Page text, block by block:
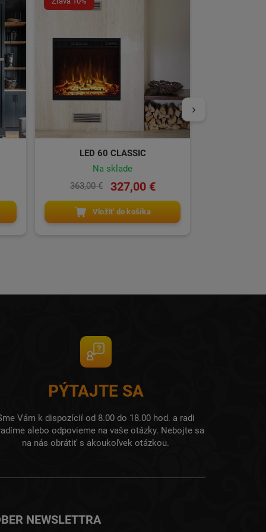
LED 60 CLASSIC
Na sklade
363,00 €
327,00 €
Vložiť do košíka
PÝTAJTE SA
Vám k dispozícií od 8.00 do 18.00 hod. a radi
alebo odpovieme na vaše otázky. Nebojte sa
na nás obrátiť s akoukoľvek otázkou.
NEWSLETTRA